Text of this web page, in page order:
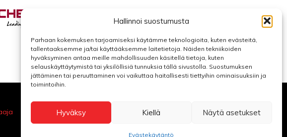
Hallinnoi suostumusta
Parhaan kokemuksen tarjoamiseksi käytämme teknologioita, kuten evästeitä,
tallentaaksemme ja/tai käyttääksemme laitetietoja. Näiden tekniikoiden
hyväksyminen antaa meille mahdollisuuden käsitellä tietoja, kuten
selauskäyttäytymistä tai yksilöllisiä tunnuksia tällä sivustolla. Suostumuksen
jättäminen tai peruuttaminen voi vaikuttaa haitallisesti tiettyihin ominaisuuksiin ja
toimintoihin.
Hyväksy Kiellä Näytä asetukset
Evästekäytäntö